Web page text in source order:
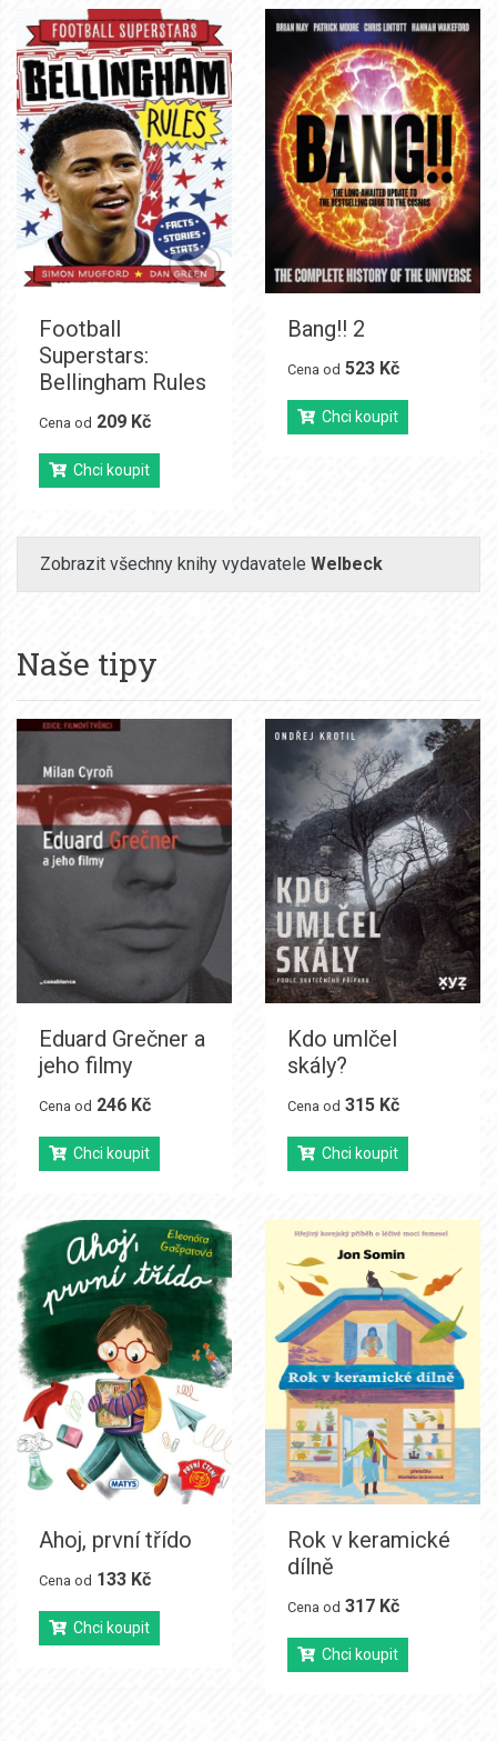
Football
Superstars:
Bellingham Rules
Cena od 209 Kč
Chci koupit
Bang!! 2
Cena od 523 Kč
Chci koupit
Zobrazit všechny knihy vydavatele Welbeck
Naše tipy
Eduard Grečner a
jeho filmy
Cena od 246 Kč
Chci koupit
Kdo umlčel
skály?
Cena od 315 Kč
Chci koupit
Ahoj, první třído
Cena od 133 Kč
Chci koupit
Rok v keramické
dílně
Cena od 317 Kč
Chci koupit